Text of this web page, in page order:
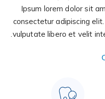
Ipsum lorem dolor sit
consectetur adipiscing elit.
vulputate libero et velit